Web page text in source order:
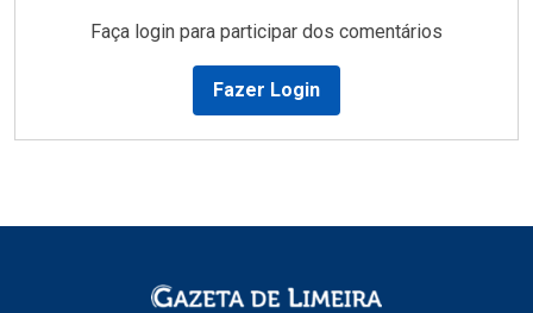
Faça login para participar dos comentários
Fazer Login